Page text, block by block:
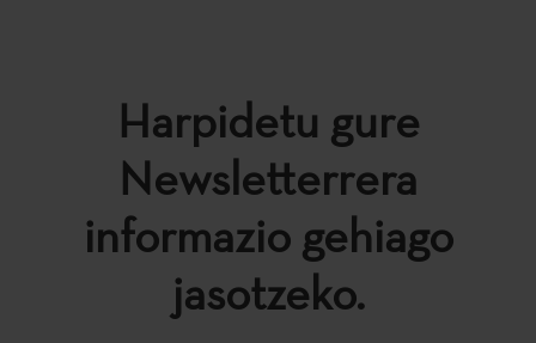
Harpidetu gure
Newsletterrera
informazio gehiago
jasotzeko.